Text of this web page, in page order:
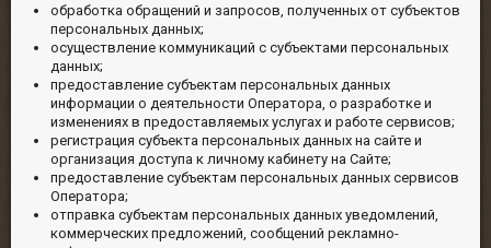
обработка обращений и запросов, полученных от субъектов
персональных данных;
осуществление коммуникаций с субъектами персональных
данных;
предоставление субъектам персональных данных
информации о деятельности Оператора, о разработке и
изменениях в предоставляемых услугах и работе сервисов;
регистрация субъекта персональных данных на сайте и
организация доступа к личному кабинету на Сайте;
предоставление субъектам персональных данных сервисов
Оператора;
отправка субъектам персональных данных уведомлений,
коммерческих предложений, сообщений рекламно-